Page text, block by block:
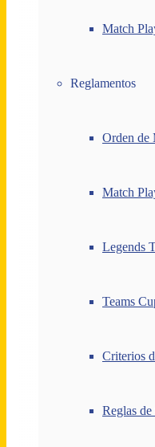
Match
Reglamentos
Orden de
Match
Legends
Teams
Criterios
Reglas